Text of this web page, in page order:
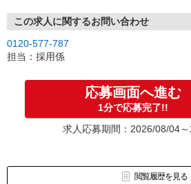
就業にあたっての手続きを行います。
↓
［5］お仕事スタート
出勤初日は営業担当が同行するので
※ご応募のタイミングによっては募集が
ます。予めご了承ください。
この求人に関するお問い合わせ
0120-577-787
担当：採用係
応募画面へ進む
1分で応募完了!!
求人応募期間：2026/08/04
閲覧履歴を見る